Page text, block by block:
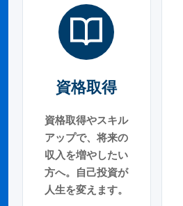
資格取得
資格取得やスキル
アップで、将来の
収入を増やしたい
方へ。自己投資が
人生を変えます。